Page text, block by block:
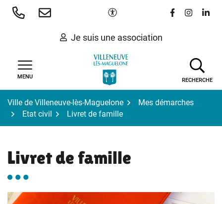
Aller
Paramètres d'accessibilité
Lien vers le
Lien vers
Lien
Je suis une association
MENU
RECHERCHE
Ville de Villeneuve-lès-Maguelone
Mes démarches
Etat civil
Livret de famille
Livret de famille